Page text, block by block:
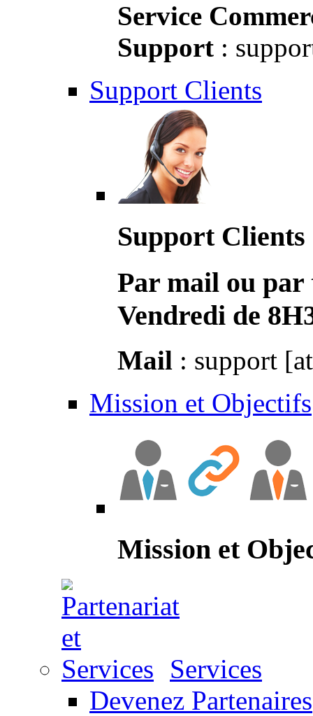
Service
Support :
Support Clients
Support Clients
Par mail ou par
Vendredi de
Mail : support
Mission et Objectifs
Mission et
Services
Devenez Partenaires